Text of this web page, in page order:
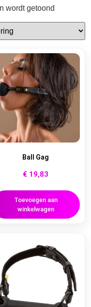
wordt getoond
Ball Gag
€ 19,83
Toevoegen aan
winkelwagen